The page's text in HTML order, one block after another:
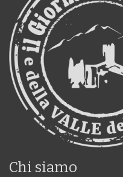
Chi siamo